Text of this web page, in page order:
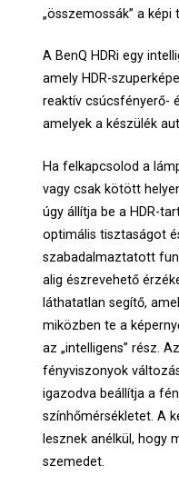
„összemossák” a képi
A BenQ HDRi egy
amely HDR-
reaktív csúcsfényerő-
amelyek a készülék
Ha felkapcsolod a
vagy csak kötött
úgy állítja be a HDR-
optimális tisztaságot
szabadalmaztatott
alig észrevehető
láthatatlan segítő,
miközben te a
az „intelligens” rész.
fényviszonyok
igazodva beállítja a
színhőmérsékletet. A
lesznek anélkül, hogy
szemedet.